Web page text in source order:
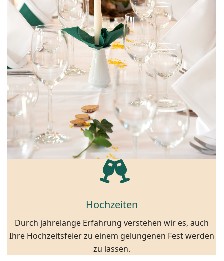
Hochzeiten
Durch jahrelange Erfahrung verstehen wir es, auch
Ihre Hochzeitsfeier zu einem gelungenen Fest werden
zu lassen.